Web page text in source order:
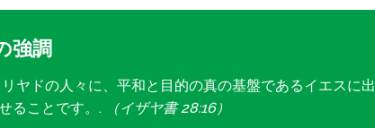
強調
リヤドの人々に、平和と目的の真の基盤であるイエスに出
ることです。.
（イザヤ書 28:16）